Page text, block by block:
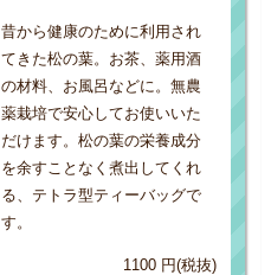
昔から健康のために利用され
てきた松の葉。お茶、薬用酒
の材料、お風呂などに。無農
薬栽培で安心してお使いいた
だけます。松の葉の栄養成分
を余すことなく煮出してくれ
る、テトラ型ティーバッグで
す。
1100 円(税抜)